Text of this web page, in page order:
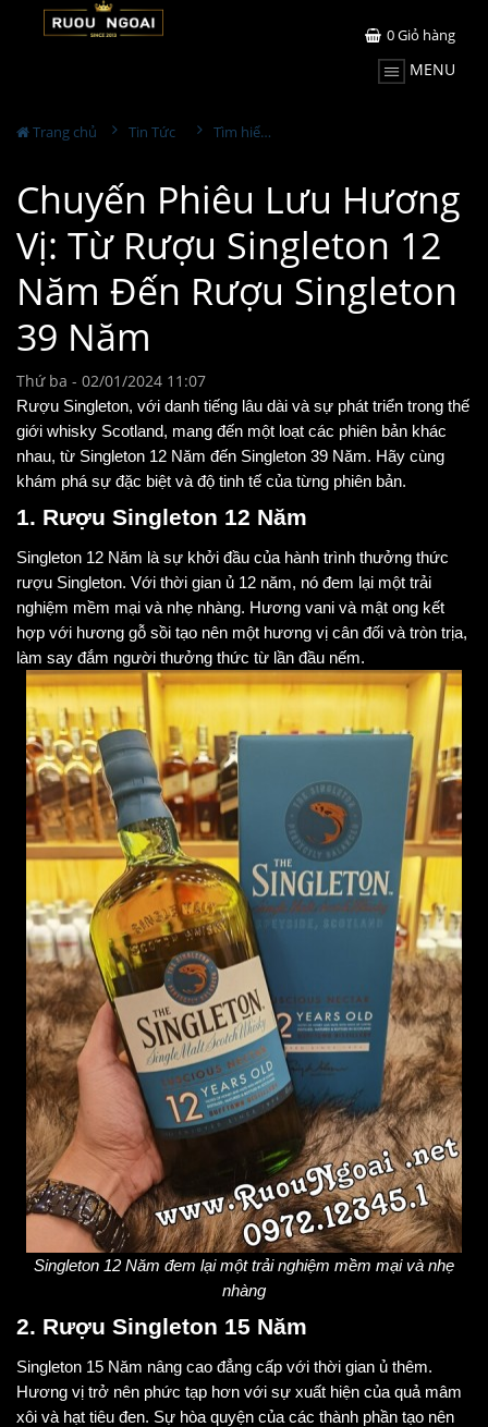
0Giỏ hàng
MENU
Trang chủ Tin Tức Tìm hiểu về rượu
Chuyến Phiêu Lưu Hương
Vị: Từ Rượu Singleton 12
Năm Đến Rượu Singleton
39 Năm
Thứ ba - 02/01/2024 11:07
Rượu Singleton, với danh tiếng lâu dài và sự phát triển trong thế
giới whisky Scotland, mang đến một loạt các phiên bản khác
nhau, từ Singleton 12 Năm đến Singleton 39 Năm. Hãy cùng
khám phá sự đặc biệt và độ tinh tế của từng phiên bản.
1. Rượu Singleton 12 Năm
Singleton 12 Năm là sự khởi đầu của hành trình thưởng thức
rượu Singleton. Với thời gian ủ 12 năm, nó đem lại một trải
nghiệm mềm mại và nhẹ nhàng. Hương vani và mật ong kết
hợp với hương gỗ sồi tạo nên một hương vị cân đối và tròn trịa,
làm say đắm người thưởng thức từ lần đầu nếm.
Singleton 12 Năm đem lại một trải nghiệm mềm mại và nhẹ
nhàng
2. Rượu Singleton 15 Năm
Singleton 15 Năm nâng cao đẳng cấp với thời gian ủ thêm.
Hương vị trở nên phức tạp hơn với sự xuất hiện của quả mâm
xôi và hạt tiêu đen. Sự hòa quyện của các thành phần tạo nên